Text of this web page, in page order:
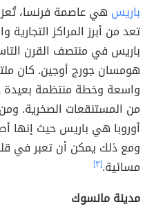
باريس هي عاصمة فرنسا،
تعد من أبرز المراكز
باريس في منتصف القرن
هومسان جورج أوجين. كان
واسعة وخطة منتظمة بعيدة
من المستنقعات الصخرية.
أوروبا هي باريس حيث إنها
ومع ذلك يمكن أن تعبر في
مسائية.[٣]
مدينة مانسوك